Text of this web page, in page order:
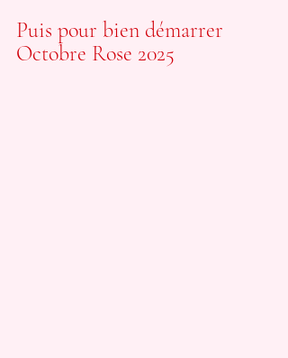
Puis pour bien démarrer
Octobre Rose 2025